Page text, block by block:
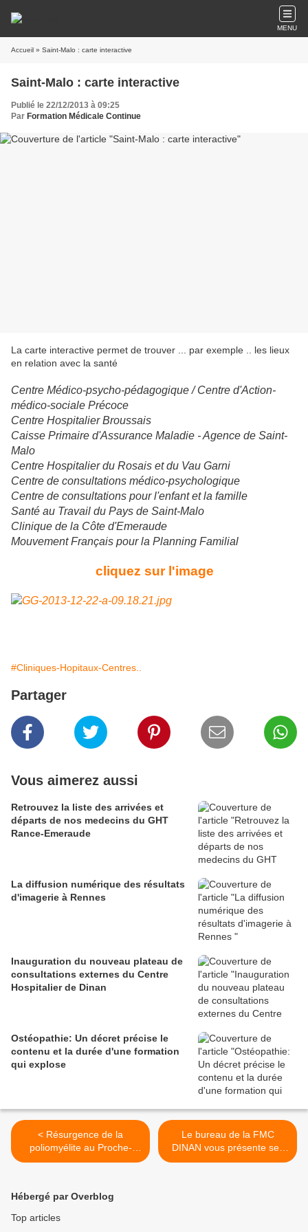
MENU
Accueil » Saint-Malo : carte interactive
Saint-Malo : carte interactive
Publié le 22/12/2013 à 09:25
Par Formation Médicale Continue
La carte interactive permet de trouver ... par exemple .. les lieux
en relation avec la santé
Centre Médico-psycho-pédagogique / Centre d'Action-
médico-sociale Précoce
Centre Hospitalier Broussais
Caisse Primaire d'Assurance Maladie - Agence de Saint-
Malo
Centre Hospitalier du Rosais et du Vau Garni
Centre de consultations médico-psychologique
Centre de consultations pour l'enfant et la famille
Santé au Travail du Pays de Saint-Malo
Clinique de la Côte d'Emeraude
Mouvement Français pour la Planning Familial
cliquez sur l'image
#Cliniques-Hopitaux-Centres..
Partager
Vous aimerez aussi
Retrouvez la liste des arrivées et
départs de nos medecins du GHT
Rance-Emeraude
La diffusion numérique des résultats
d'imagerie à Rennes
Inauguration du nouveau plateau de
consultations externes du Centre
Hospitalier de Dinan
Ostéopathie: Un décret précise le
contenu et la durée d'une formation
qui explose
< Résurgence de la
poliomyélite au Proche-
Orient, Moyen-Orient et en
Le bureau de la FMC
DINAN vous présente ses
voeux..... >
Hébergé par Overblog
Top articles